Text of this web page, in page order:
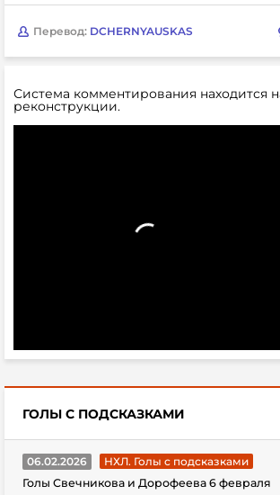
Перевод: DCHERNYAUSKAS
Система комментирования находится
реконструкции.
ГОЛЫ С ПОДСКАЗКАМИ
06.02.2026
НХЛ. Голы с подсказками
Голы Свечникова и Дорофеева 6 февраля